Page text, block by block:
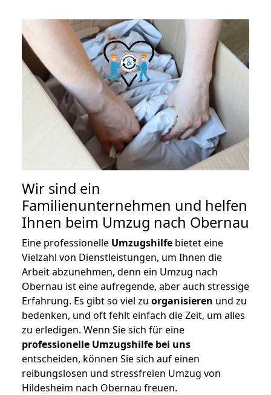
Wir sind ein
Familienunternehmen und helfen
Ihnen beim Umzug nach Obernau
Eine professionelle Umzugshilfe bietet eine
Vielzahl von Dienstleistungen, um Ihnen die
Arbeit abzunehmen, denn ein Umzug nach
Obernau ist eine aufregende, aber auch stressige
Erfahrung. Es gibt so viel zu organisieren und zu
bedenken, und oft fehlt einfach die Zeit, um alles
zu erledigen. Wenn Sie sich für eine
professionelle Umzugshilfe bei uns
entscheiden, können Sie sich auf einen
reibungslosen und stressfreien Umzug von
Hildesheim nach Obernau freuen.